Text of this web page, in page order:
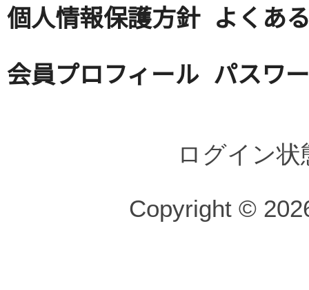
個人情報保護方針 よくあ
会員プロフィール パスワ
ログイン
Copyright ©